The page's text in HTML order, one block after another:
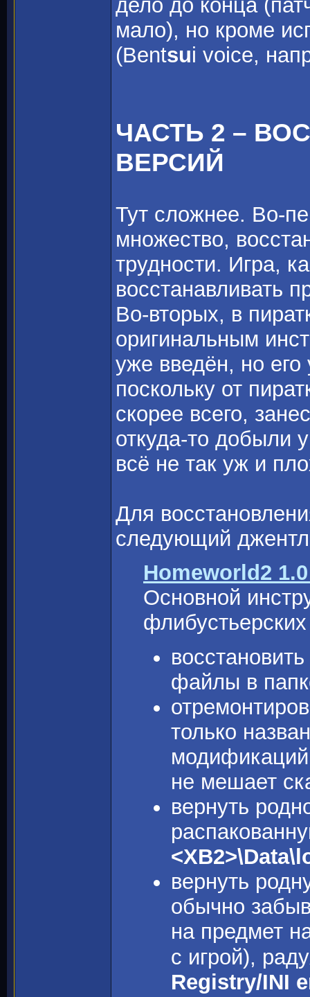
дело до конца
мало), но кроме
(Bentsui voice,
ЧАСТЬ 2 –
ВЕРСИЙ
Тут сложнее. Во-
множество,
трудности. Игра,
восстанавливать
Во-вторых, в
оригинальным
уже введён, но его
поскольку от
скорее всего,
откуда-то добыли
всё не так уж и
Для
следующий
Homeworld2
Основной
файлы в
только
модификаций
не мешает
вернуть
вернуть
обычно
на предмет
с игрой),
Registry/INI